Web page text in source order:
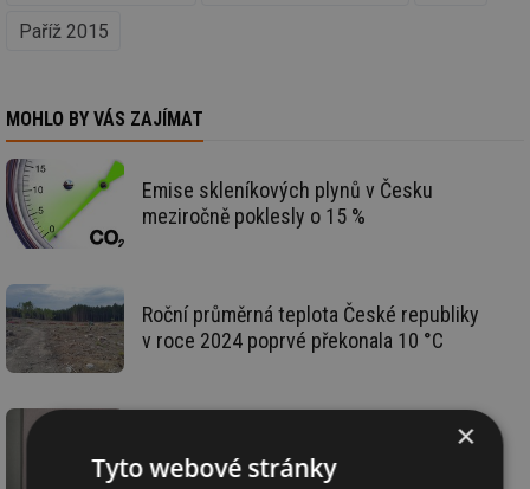
Paříž 2015
MOHLO BY VÁS ZAJÍMAT
Emise skleníkových plynů v Česku
meziročně poklesly o 15 %
Roční průměrná teplota České republiky
v roce 2024 poprvé překonala 10 °C
Teplárenství v době Green dealu: tepelná
čerpadla, kogenerace a masivní akumulace
×
Tyto webové stránky